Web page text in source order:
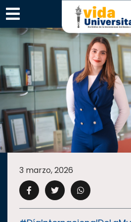
×
SECCIONES
ACADEMIA
CAMPUS UANL
3 marzo, 2026